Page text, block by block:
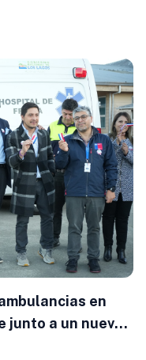
en
junto a un nuevo